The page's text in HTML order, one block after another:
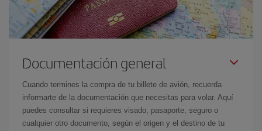
Documentación general
Cuando termines la compra de tu billete de avión, recuerda
informarte de la documentación que necesitas para volar. Aquí
puedes consultar si requieres visado, pasaporte, seguro o
cualquier otro documento, según el origen y el destino de tu